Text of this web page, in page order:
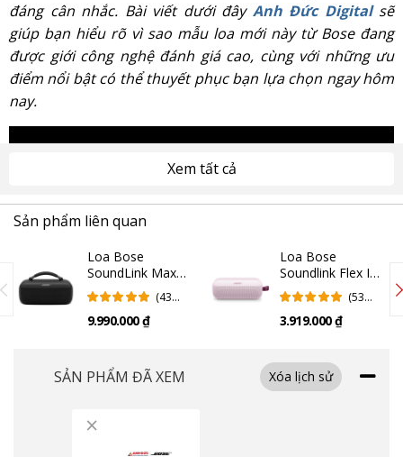
đáng cân nhắc. Bài viết dưới đây Anh Đức Digitalsẽ
giúp bạn hiểu rõ vì sao mẫu loa mới này từ Bose đang
được giới công nghệ đánh giá cao, cùng với những ưu
điểm nổi bật có thể thuyết phục bạn lựa chọn ngay hôm
nay.
Xem tất cả
Sản phẩm liên quan
Loa Bose
SoundLink Max |
Black (Chính
Hãng)
(43
9.990.000 ₫
Loa Bose
Soundlink Flex II
| Petal Pink
(Chính Hãng)(53
3.919.000 ₫
SẢN PHẨM ĐÃ XEM Xóa lịch sử
×